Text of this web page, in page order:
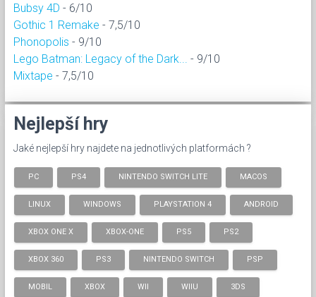
Bubsy 4D - 6/10
Gothic 1 Remake - 7,5/10
Phonopolis - 9/10
Lego Batman: Legacy of the Dark...
- 9/10
Mixtape - 7,5/10
Nejlepší hry
Jaké nejlepší hry najdete na jednotlivých platformách ?
PC PS4 NINTENDO SWITCH LITE MACOS
LINUX WINDOWS PLAYSTATION 4 ANDROID
XBOX ONE X XBOX-ONE PS5 PS2
XBOX 360 PS3 NINTENDO SWITCH PSP
MOBIL XBOX WII WIIU 3DS